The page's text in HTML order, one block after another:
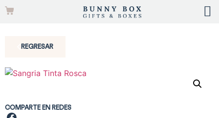
REGRESAR
COMPARTE EN REDES